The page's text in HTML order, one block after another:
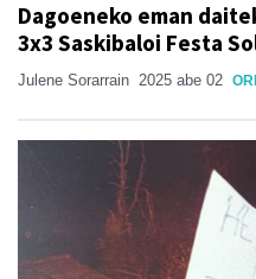
Dagoeneko eman
3x3 Saskibaloi Festa
Julene Sorarrain 2025 abe 02